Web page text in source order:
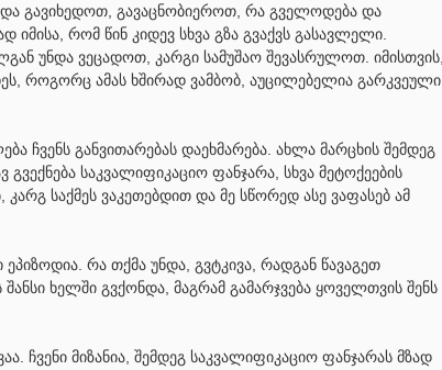
გავიხედოთ, გავაცნობიეროთ, რა გველოდება და
იმისა, რომ წინ კიდევ სხვა გზა გვაქვს გასავლელი.
უნდა ვეცადოთ, კარგი სამუშაო შევასრულოთ. იმისთვის,
როგორც ამას ხშირად ვამბობ, აუცილებელია გარკვეული
ჩვენს განვითარებას დაეხმარება. ახლა მარცხის შემდეგ
საკვალიფიკაციო ფანჯარა, სხვა მეტოქეების
საქმეს ვაკეთებდით და მე სწორედ ასე ვაფასებ ამ
რა თქმა უნდა, გვტკივა, რადგან წავაგეთ
ხელში გვქონდა, მაგრამ გამარჯვება ყოველთვის შენს
ჩვენი მიზანია, შემდეგ საკვალიფიკაციო ფანჯარას მზად